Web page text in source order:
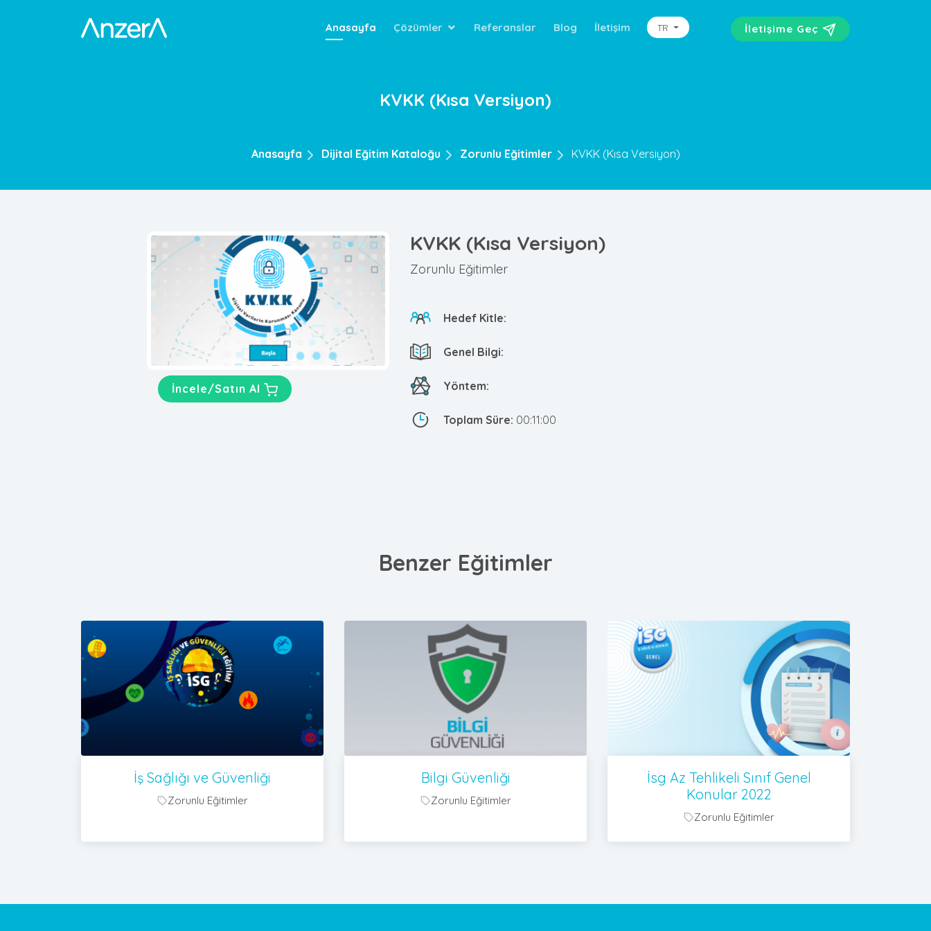
Anasayfa Çözümler Referanslar Blog İletişim TR İletişime Geç
KVKK (Kısa Versiyon)
Anasayfa Dijital Eğitim Kataloğu Zorunlu Eğitimler KVKK (Kısa Versiyon)
İncele/Satın Al
KVKK (Kısa Versiyon)
Zorunlu Eğitimler
Hedef Kitle:
Genel Bilgi:
Yöntem:
Toplam Süre: 00:11:00
Benzer Eğitimler
İş Sağlığı ve Güvenliği
Zorunlu Eğitimler
Bilgi Güvenliği
Zorunlu Eğitimler
İsg Az Tehlikeli Sınıf Genel
Konular 2022
Zorunlu Eğitimler